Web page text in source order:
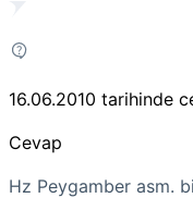
16.06.2010 tarihinde
Cevap
Hz Peygamber asm.